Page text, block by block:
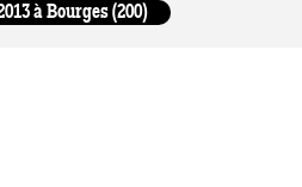
à Bourges (200)